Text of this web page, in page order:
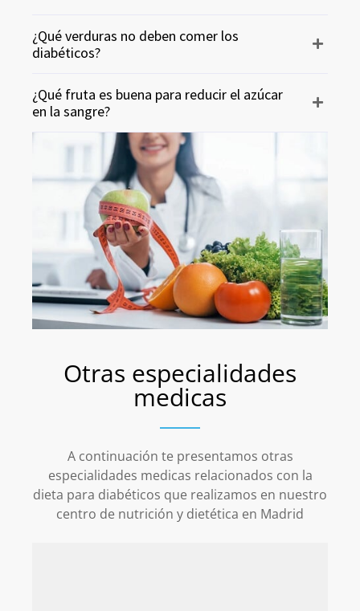
¿Qué verduras no deben comer los
diabéticos?
¿Qué fruta es buena para reducir el azúcar
en la sangre?
Otras especialidades
medicas
A continuación te presentamos otras
especialidades medicas relacionados con la
dieta para diabéticos que realizamos en nuestro
centro de nutrición y dietética en Madrid